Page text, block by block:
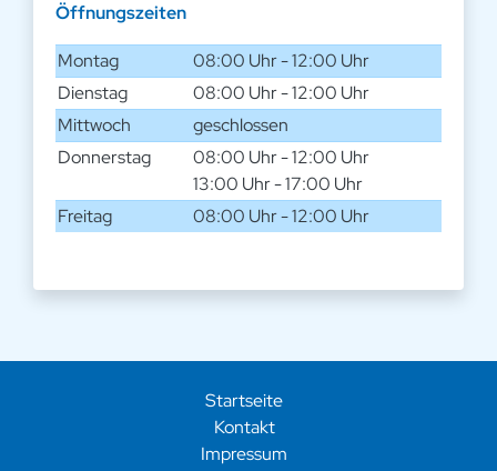
Öffnungszeiten
Montag
08:00 Uhr - 12:00 Uhr
Dienstag
08:00 Uhr - 12:00 Uhr
Mittwoch
geschlossen
Donnerstag
08:00 Uhr - 12:00 Uhr
13:00 Uhr - 17:00 Uhr
Freitag
08:00 Uhr - 12:00 Uhr
Startseite
Kontakt
Impressum